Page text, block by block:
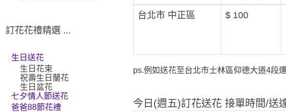
訂花花禮精選 ...
生日送花
生日花束
祝壽生日蘭花
生日盆花
七夕情人節送花
爸爸88節花禮
台北市 中正區 $ 100
ps.例如送花至台北市士林區仰德大道4段
今日(週五)訂花送花 接單時間/送